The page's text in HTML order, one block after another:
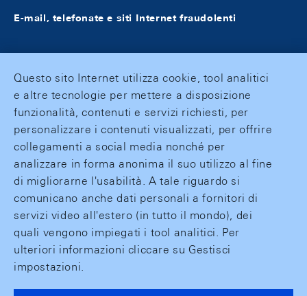
E-mail, telefonate e siti Internet fraudolenti
Questo sito Internet utilizza cookie, tool analitici
e altre tecnologie per mettere a disposizione
funzionalità, contenuti e servizi richiesti, per
personalizzare i contenuti visualizzati, per offrire
collegamenti a social media nonché per
analizzare in forma anonima il suo utilizzo al fine
di migliorarne l'usabilità. A tale riguardo si
comunicano anche dati personali a fornitori di
servizi video all'estero (in tutto il mondo), dei
quali vengono impiegati i tool analitici. Per
ulteriori informazioni cliccare su Gestisci
impostazioni.